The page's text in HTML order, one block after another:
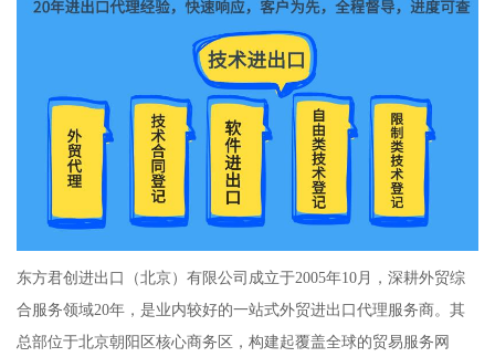
东方君创进出口（北京）有限公司成立于2005年10月，深耕外贸综
合服务领域20年，是业内较好的一站式外贸进出口代理服务商。其
总部位于北京朝阳区核心商务区，构建起覆盖全球的贸易服务网